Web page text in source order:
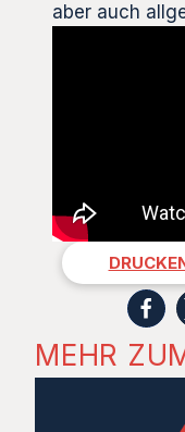
aber auch
MEHR